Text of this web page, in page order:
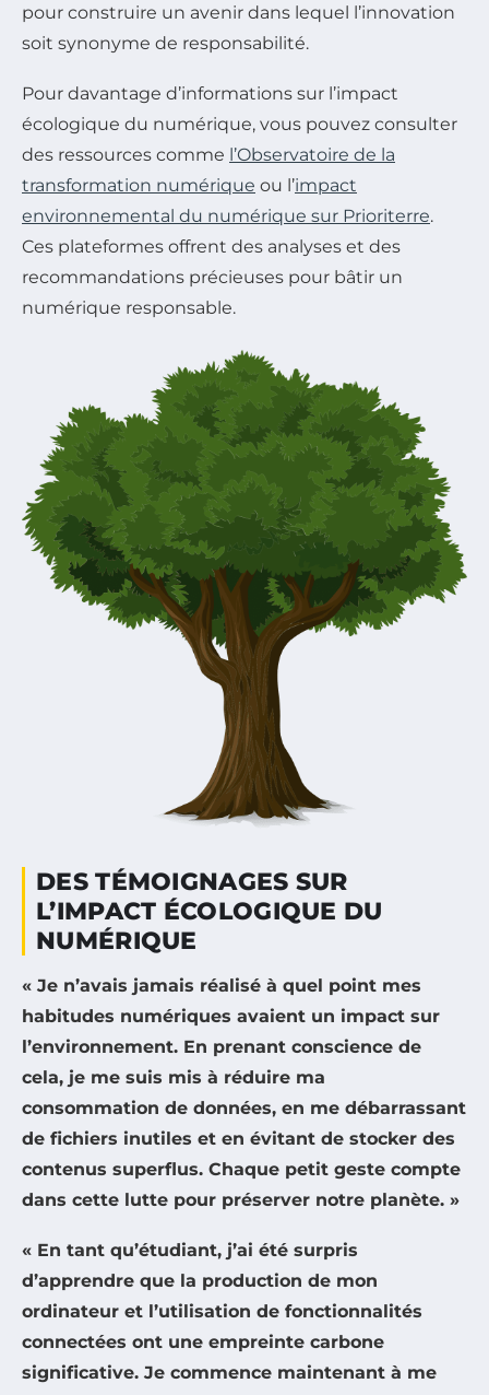
pour construire un avenir dans lequel l’innovation
soit synonyme de responsabilité.
Pour davantage d’informations sur l’impact
écologique du numérique, vous pouvez consulter
des ressources comme l’Observatoire de la
transformation numérique ou l’impact
environnemental du numérique sur Prioriterre.
Ces plateformes offrent des analyses et des
recommandations précieuses pour bâtir un
numérique responsable.
DES TÉMOIGNAGES SUR
L’IMPACT ÉCOLOGIQUE DU
NUMÉRIQUE
« Je n’avais jamais réalisé à quel point mes
habitudes numériques avaient un impact sur
l’environnement. En prenant conscience de
cela, je me suis mis à réduire ma
consommation de données, en me débarrassant
de fichiers inutiles et en évitant de stocker des
contenus superflus. Chaque petit geste compte
dans cette lutte pour préserver notre planète. »
« En tant qu’étudiant, j’ai été surpris
d’apprendre que la production de mon
ordinateur et l’utilisation de fonctionnalités
connectées ont une empreinte carbone
significative. Je commence maintenant à me